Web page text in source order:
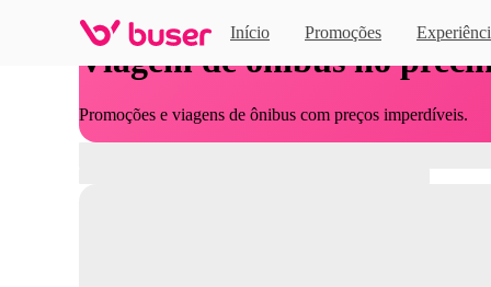
Início Promoções
Viagem de ônibus no
Promoções e viagens de ônibus com preços imperdíveis.